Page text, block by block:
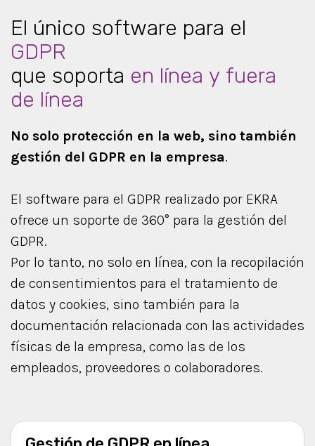
El único software para el
GDPR
que soporta en línea y fuera
de línea
No solo protección en la web, sino también
gestión del GDPR en la empresa.
El software para el GDPR realizado por EKRA
ofrece un soporte de 360° para la gestión del
GDPR.
Por lo tanto, no solo en línea, con la recopilación
de consentimientos para el tratamiento de
datos y cookies, sino también para la
documentación relacionada con las actividades
físicas de la empresa, como las de los
empleados, proveedores o colaboradores.